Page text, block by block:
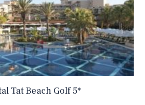
Tat Beach Golf 5*